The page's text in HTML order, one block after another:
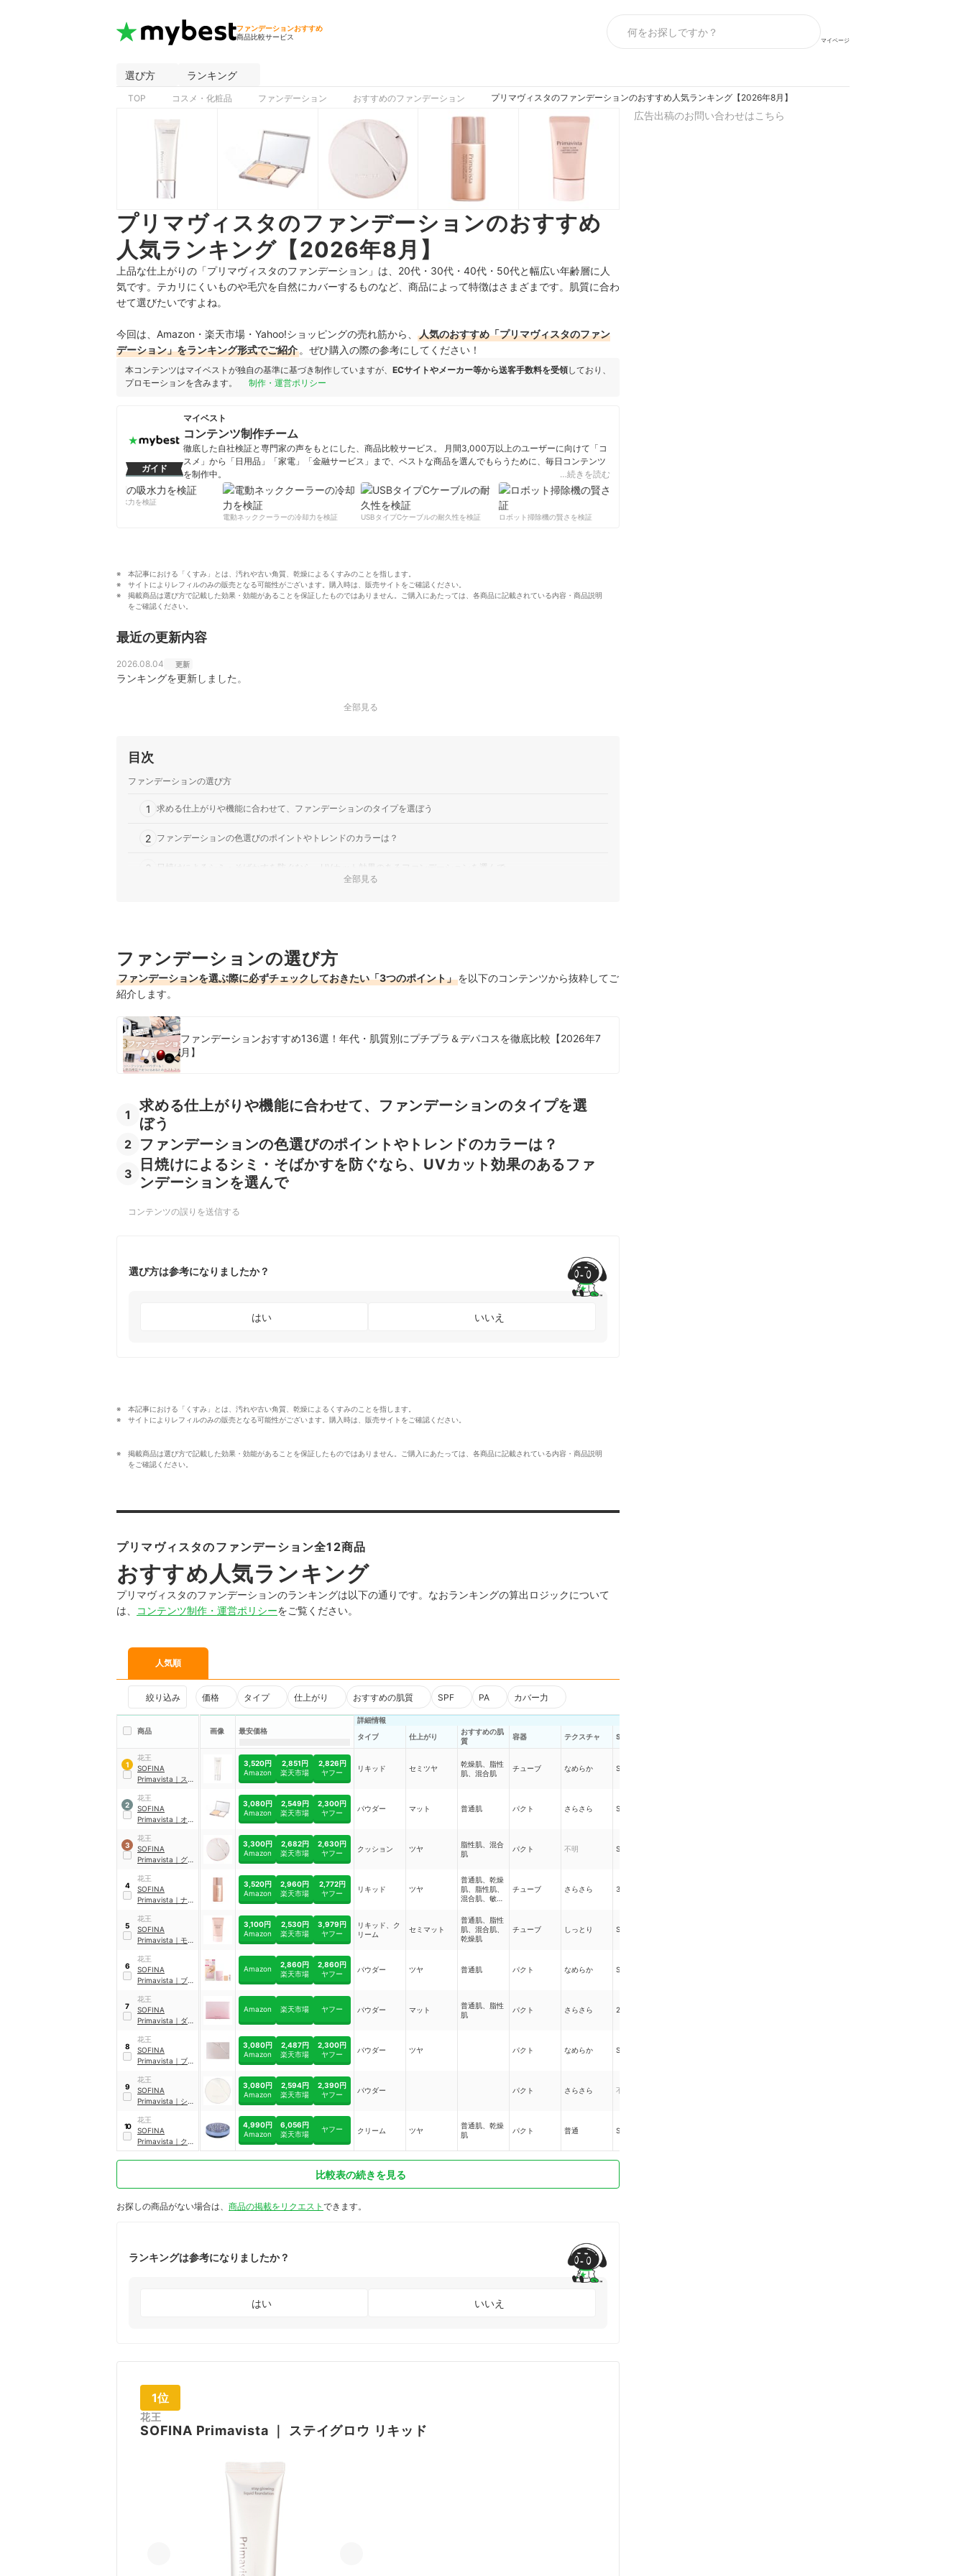
ファンデーションおすすめ
商品比較サービス
マイページ
選び方 ランキング
TOP コスメ・化粧品 ファンデーション おすすめのファンデーション プリマヴィスタのファンデーションのおすすめ人気ランキング【2026年8月】
プリマヴィスタのファンデーションのおすすめ
人気ランキング【2026年8月】
上品な仕上がりの「プリマヴィスタのファンデーション」は、 20代・30代・40代・50代と幅広い年齢層に人
気です。テカリにくいものや毛穴を自然にカバーするものなど、商品によって特徴はさまざまです。肌質に合わ
せて選びたいですよね。
今回は、Amazon・楽天市場・Yahoo!ショッピングの売れ筋から、
人気のおすすめ「プリマヴィスタのファン
デーション」をランキング形式でご紹介 。ぜひ購入の際の参考にしてください！
本コンテンツはマイベストが独自の基準に基づき制作していますが、 ECサイトやメーカー等から送客手数料を受領しており、
プロモーションを含みます。
制作・運営ポリシー
ガイド
マイベスト
コンテンツ制作チーム
徹底した自社検証と専門家の声をもとにした、商品比較サービス。 月間3,000万以上のユーザーに向けて「コ
スメ」から「日用品」「家電」「金融サービス」まで、ベストな商品を選んでもらうために、毎日コンテンツ
を制作中。
コンテンツ制作チームのプロフィール
…続きを読む
柔軟剤の吸水力を検証
電動ネッククーラーの冷却力を検証
USBタイプCケーブルの耐久性を検証 ロボット掃除機の賢さを検証
本記事における「くすみ」とは、汚れや古い角質、乾燥によるくすみのことを指します。
サイトによりレフィルのみの販売となる可能性がございます。購入時は、販売サイトをご確認ください。
掲載商品は選び方で記載した効果・効能があることを保証したものではありません。ご購入にあたっては、各商品に記載されている内容・商品説明
をご確認ください。
最近の更新内容
2026.08.04 更新
ランキングを更新しました。
全部見る
目次
ファンデーションの選び方
1 求める仕上がりや機能に合わせて、ファンデーションのタイプを選ぼう
2 ファンデーションの色選びのポイントやトレンドのカラーは？
3 日焼けによるシミ・そばかすを防ぐなら、UVカット効果のあるファンデーションを選んで
全部見る
ファンデーションの選び方
ファンデーションを選ぶ際に必ずチェックしておきたい「3つのポイント」を以下のコンテンツから抜粋してご
紹介します。
ファンデーションおすすめ136選！年代・肌質別にプチプラ＆デパコスを徹底比較【2026年7
月】
1
求める仕上がりや機能に合わせて、ファンデーションのタイプを選
ぼう
2 ファンデーションの色選びのポイントやトレンドのカラーは？
3
日焼けによるシミ・そばかすを防ぐなら、UVカット効果のあるファ
ンデーションを選んで
コンテンツの誤りを送信する
選び方は参考になりましたか？
はい いいえ
本記事における「くすみ」とは、汚れや古い角質、乾燥によるくすみのことを指します。
サイトによりレフィルのみの販売となる可能性がございます。購入時は、販売サイトをご確認ください。
掲載商品は選び方で記載した効果・効能があることを保証したものではありません。ご購入にあたっては、各商品に記載されている内容・商品説明
をご確認ください。
プリマヴィスタのファンデーション全12商品
おすすめ人気ランキング
プリマヴィスタのファンデーションのランキングは以下の通りです。なおランキングの算出ロジックについて
は、
コンテンツ制作・運営ポリシーをご覧ください。
人気順
絞り込み 価格 タイプ 仕上がり おすすめの肌質 SPF PA カバー力
商品 画像 最安価格
詳細情報
タイプ
仕上がり
おすすめの肌
質
容器 テクスチャ SPF
1
花王
SOFINA
Primavista ｜ ステ
3,520円
Amazon
2,851円
楽天市場
2,826円
ヤフー
リキッド セミツヤ
乾燥肌、脂性
肌、混合肌
チューブ なめらか SPF22
2
花王
SOFINA
Primavista ｜ オー
3,080円
Amazon
2,549円
楽天市場
2,300円
ヤフー
パウダー マット 普通肌 パクト さらさら SPF16
3
花王
SOFINA
Primavista ｜ グロ
ン
3,300円
Amazon
2,682円
楽天市場
2,630円
ヤフー
クッション ツヤ
脂性肌、混合
肌
パクト 不明 SPF11
4
花王
SOFINA
Primavista ｜ ナチ
ティング リキッド
3,520円
Amazon
2,960円
楽天市場
2,772円
ヤフー
リキッド ツヤ
普通肌、乾燥
肌、脂性肌、
混合肌、敏感
チューブ さらさら 31
5
花王
SOFINA
Primavista ｜ モイ
ィング リキッド
3,100円
Amazon
2,530円
楽天市場
3,979円
ヤフー
リキッド、ク
リーム
セミマット
普通肌、脂性
肌、混合肌、
乾燥肌
チューブ しっとり SPF23
6
花王
SOFINA
Primavista ｜ ブラ
ダー
Amazon
2,860円
楽天市場
2,860円
ヤフー
パウダー ツヤ 普通肌 パクト なめらか SPF16
7
花王
SOFINA
Primavista ｜ ダブ
ダー
Amazon 楽天市場 ヤフー パウダー マット
普通肌、脂性
肌
パクト さらさら 25
8
花王
SOFINA
Primavista ｜ ブラ
ダー
3,080円
Amazon
2,487円
楽天市場
2,300円
ヤフー
パウダー ツヤ パクト なめらか SPF16
9
花王
SOFINA
Primavista ｜ シル
レフィル
3,080円
Amazon
2,594円
楽天市場
2,390円
ヤフー
パウダー パクト さらさら 不明
10
花王
SOFINA
Primavista ｜ クリ
ーミィコンパクト
ファンデーション
4,990円
Amazon
6,056円
楽天市場
ヤフー クリーム ツヤ
普通肌、乾燥
肌
パクト 普通 SPF33
比較表の続きを見る
お探しの商品がない場合は、 商品の掲載をリクエスト できます。
ランキングは参考になりましたか？
はい いいえ
1位
花王
SOFINA Primavista ステイグロウ リキッド
広告出稿のお問い合わせはこちら